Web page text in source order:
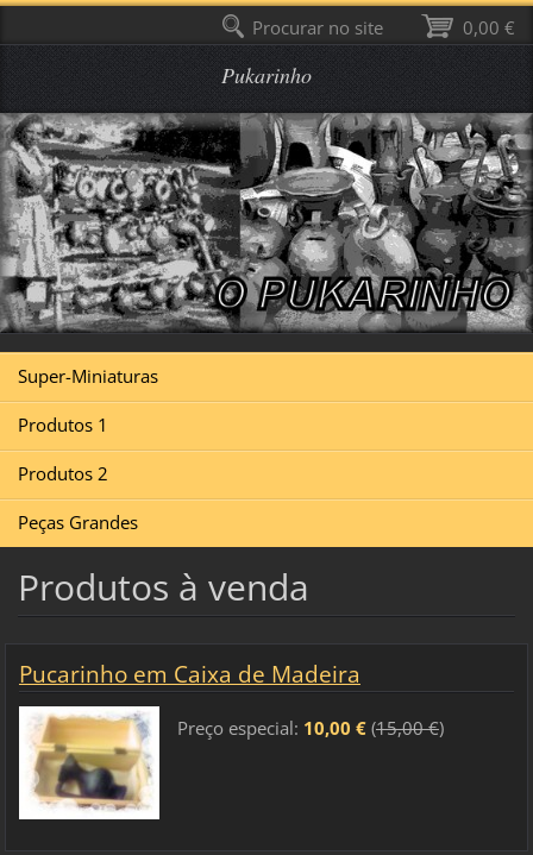
Pukarinho
Super-Miniaturas
Produtos 1
Produtos 2
Peças Grandes
Produtos à venda
Pucarinho em Caixa de Madeira
Preço especial: 10,00 €(15,00 €)
0,00 €
Procurar no site